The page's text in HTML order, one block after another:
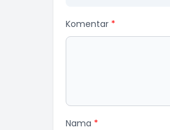
Komentar *
Nama *